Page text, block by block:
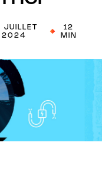
JUILLET
2024
12
MIN